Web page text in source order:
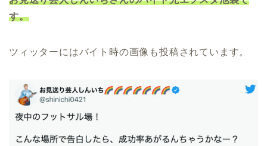
す。
ツィッターにはバイト時の画像も投稿されています。